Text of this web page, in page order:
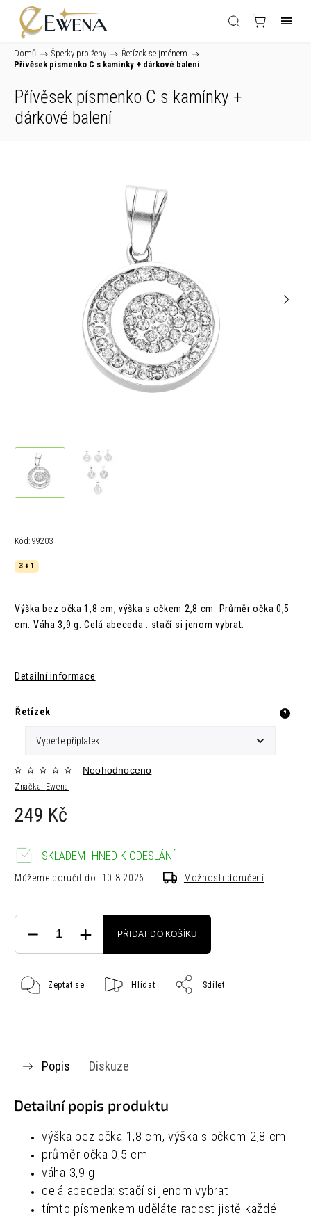
Domů / Šperky pro ženy / Řetízek se jménem /
Přívěsek písmenko C s kamínky + dárkové balení
Přívěsek písmenko C s kamínky +
dárkové balení
Kód: 99203
3 + 1
Výška bez očka 1,8 cm, výška s očkem 2,8 cm. Průměr očka 0,5
cm. Váha 3,9 g. Celá abeceda : stačí si jenom vybrat.
Detailní informace
Řetízek ?
Značka: Ewena
Neohodnoceno
249 Kč
SKLADEM IHNED K ODESLÁNÍ
Můžeme doručit do: 10.8.2026 Možnosti doručení
PŘIDAT DO KOŠÍKU
Zeptat se Hlídat Sdílet
Popis Diskuze
Detailní popis produktu
výška bez očka 1,8 cm, výška s očkem 2,8 cm.
průměr očka 0,5 cm.
váha 3,9 g.
celá abeceda: stačí si jenom vybrat
tímto písmenkem uděláte radost jistě každé